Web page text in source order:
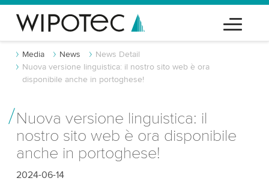
Media News
News Detail
Nuova versione linguistica: il nostro sito web è ora
disponibile anche in portoghese!
Nuova versione linguistica: il
nostro sito web è ora disponibile
anche in portoghese!
2024-06-14